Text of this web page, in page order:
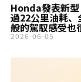
Honda發表新
過22公里油耗
般的駕馭感受也
2026-06-05